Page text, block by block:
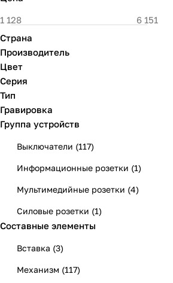
Страна
Производитель
Цвет
Серия
Тип
Гравировка
Группа устройств
Выключатели (117)
Информационные розетки (1)
Мультимедийные розетки (4)
Силовые розетки (1)
Составные элементы
Вставка (3)
Механизм (117)